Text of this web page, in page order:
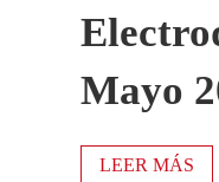
Mayo
LEER MÁS